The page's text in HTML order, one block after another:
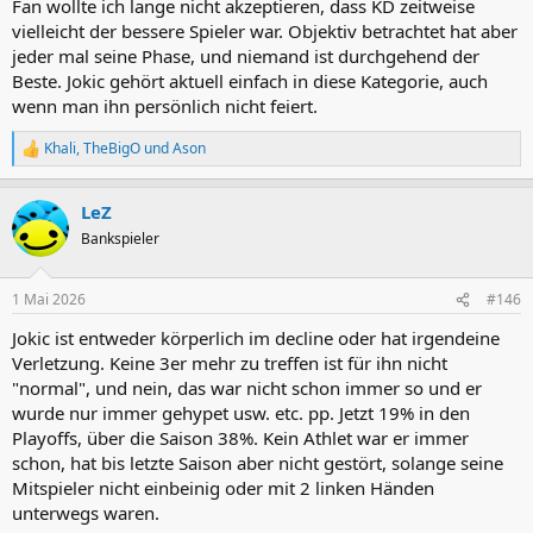
Fan wollte ich lange nicht akzeptieren, dass KD zeitweise
vielleicht der bessere Spieler war. Objektiv betrachtet hat aber
jeder mal seine Phase, und niemand ist durchgehend der
Beste. Jokic gehört aktuell einfach in diese Kategorie, auch
wenn man ihn persönlich nicht feiert.
R
e
k
t
i
e
:
Khali,TheBigO undAson
LeZ
Bankspieler
1 Mai 2026 #146
Jokic ist entweder körperlich im decline oder hat irgendeine
Verletzung. Keine 3er mehr zu treffen ist für ihn nicht
"normal", und nein, das war nicht schon immer so und er
wurde nur immer gehypet usw. etc. pp. Jetzt 19% in den
Playoffs, über die Saison 38%. Kein Athlet war er immer
schon, hat bis letzte Saison aber nicht gestört, solange seine
Mitspieler nicht einbeinig oder mit 2 linken Händen
unterwegs waren.